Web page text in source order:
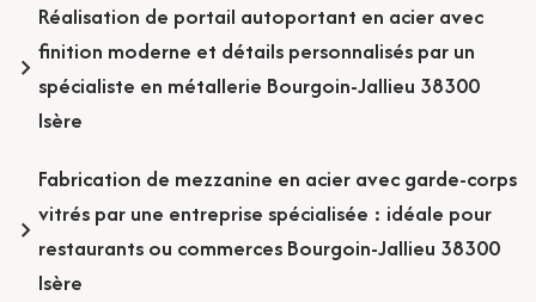
Réalisation de portail autoportant en acier avec
finition moderne et détails personnalisés par un
spécialiste en métallerie Bourgoin-Jallieu 38300
Isère
Fabrication de mezzanine en acier avec garde-corps
vitrés par une entreprise spécialisée : idéale pour
restaurants ou commerces Bourgoin-Jallieu 38300
Isère